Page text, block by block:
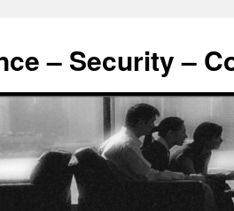
– Security –